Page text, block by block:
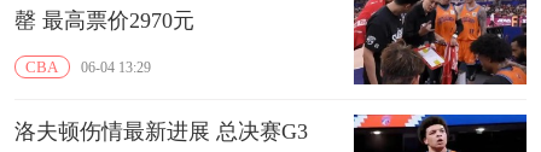
罄 最高票价2970元
CBA 06-04 13:29
洛夫顿伤情最新进展 总决赛G3